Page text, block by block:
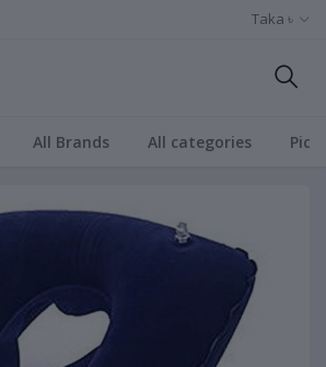
Taka ৳
All Brands All categories